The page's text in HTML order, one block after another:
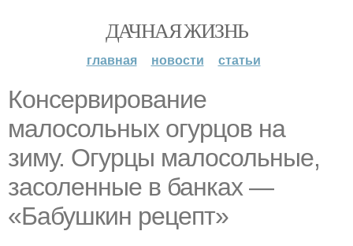
ДАЧНАЯ ЖИЗНЬ
главная новости статьи
Консервирование
малосольных огурцов на
зиму. Огурцы малосольные,
засоленные в банках —
«Бабушкин рецепт»